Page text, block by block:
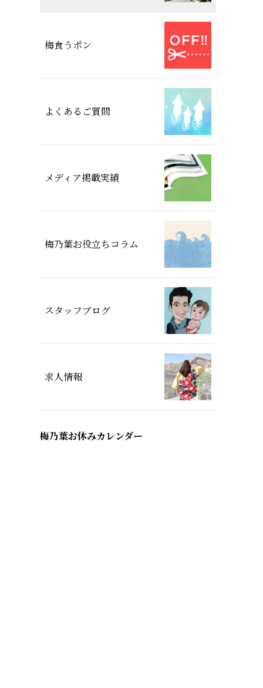
梅食うポン
よくあるご質問
メディア掲載実績
梅乃葉お役立ちコラム
スタッフブログ
求人情報
梅乃葉お休みカレンダー